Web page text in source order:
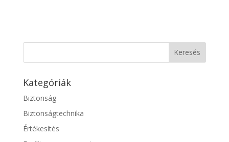
Kategóriák
Biztonság
Biztonságtechnika
Értékesítés